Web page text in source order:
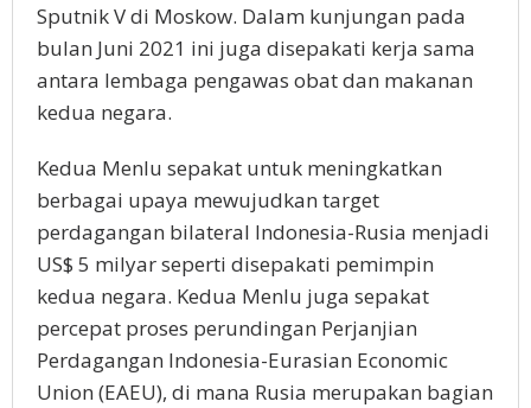
Sputnik V di Moskow. Dalam kunjungan pada
bulan Juni 2021 ini juga disepakati kerja sama
antara lembaga pengawas obat dan makanan
kedua negara.
Kedua Menlu sepakat untuk meningkatkan
berbagai upaya mewujudkan target
perdagangan bilateral Indonesia-Rusia menjadi
US$ 5 milyar seperti disepakati pemimpin
kedua negara. Kedua Menlu juga sepakat
percepat proses perundingan Perjanjian
Perdagangan Indonesia-Eurasian Economic
Union (EAEU), di mana Rusia merupakan bagian